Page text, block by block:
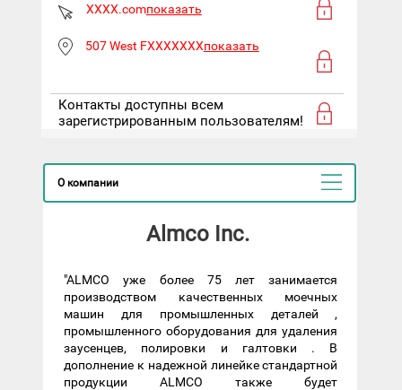
XXXX.comпоказать
507 West FXXXXXXXпоказать
Контакты доступны всем
зарегистрированным пользователям!
О компании
Almco Inc.
"ALMCO уже более 75 лет занимается
производством качественных моечных
машин для промышленных деталей ,
промышленного оборудования для удаления
заусенцев, полировки и галтовки . В
дополнение к надежной линейке стандартной
продукции ALMCO также будет